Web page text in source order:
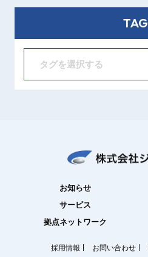
TAG
タグを選択する
お知らせ
サービス
拠点ネットワーク
採用情報 お問い合わせ